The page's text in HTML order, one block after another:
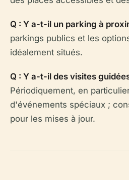
Q : Y a-t-il un parking à
parkings publics et les
idéalement situés.
Q : Y a-t-il des visites
Périodiquement, en
d'événements spéciaux ;
pour les mises à jour.